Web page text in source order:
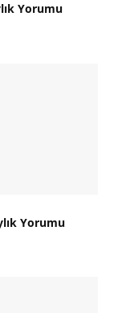
Yorumu
Yorumu